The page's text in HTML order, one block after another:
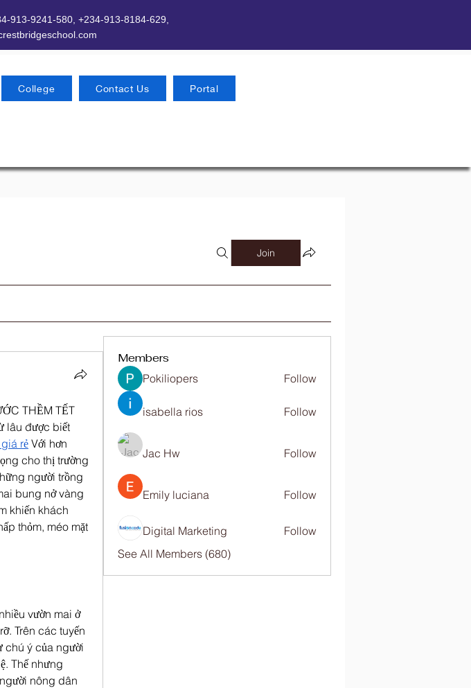
913-9241-580, +234-913-8184-629,
College Contact Us Portal
Join
THỀM TẾT
lâu được biết
rẻ Với hơn
cho thị trường
người trồng
bung nở vàng
khiến khách
thỏm, méo mặt
vườn mai ở
Trên các tuyến
chú ý của người
Thế nhưng
nông dân
Members
Pokiliopers Follow
isabella rios Follow
Jac Hw Follow
Emily luciana Follow
Digital Marketing
Follow
See All Members (680)